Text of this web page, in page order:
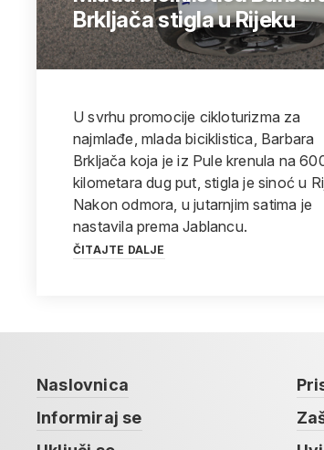
Brkljača stigla u Rijeku
U svrhu promocije cikloturizma za
najmlađe, mlada biciklistica, Barbara
Brkljača koja je iz Pule krenula na
kilometara dug put, stigla je sinoć u
Nakon odmora, u jutarnjim satima je
nastavila prema Jablancu.
ČITAJTE DALJE
Naslovnica
Informiraj se